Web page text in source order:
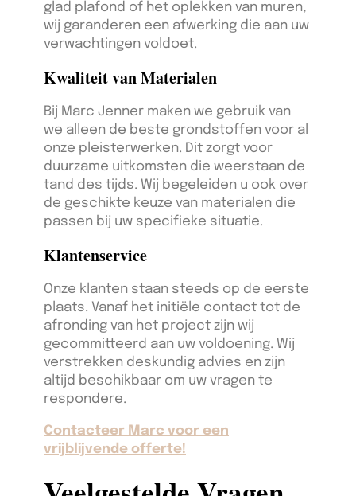
glad plafond of het oplekken van muren,
wij garanderen een afwerking die aan uw
verwachtingen voldoet.
Kwaliteit van Materialen
Bij Marc Jenner maken we gebruik van
we alleen de beste grondstoffen voor al
onze pleisterwerken. Dit zorgt voor
duurzame uitkomsten die weerstaan de
tand des tijds. Wij begeleiden u ook over
de geschikte keuze van materialen die
passen bij uw specifieke situatie.
Klantenservice
Onze klanten staan steeds op de eerste
plaats. Vanaf het initiële contact tot de
afronding van het project zijn wij
gecommitteerd aan uw voldoening. Wij
verstrekken deskundig advies en zijn
altijd beschikbaar om uw vragen te
respondere.
Contacteer Marc voor een
vrijblijvende offerte!